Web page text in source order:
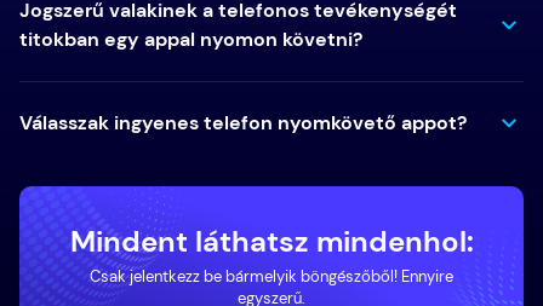
Jogszerű valakinek a telefonos tevékenységét
titokban egy appal nyomon követni?
Válasszak ingyenes telefon nyomkövető appot?
Mindent láthatsz mindenhol:
Csak jelentkezz be bármelyik böngészőből! Ennyire
egyszerű.